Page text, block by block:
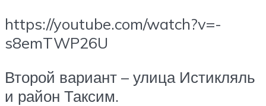
https://youtube.com/watch?v=-
s8emTWP26U
Второй вариант – улица Истикляль
и район Таксим.